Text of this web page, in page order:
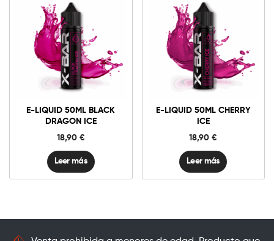
E-LIQUID 50ML BLACK
DRAGON ICE
18,90 €
Leer más
E-LIQUID 50ML CHERRY
ICE
18,90€
Leer más